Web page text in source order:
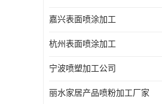
嘉兴表面喷涂加工
杭州表面喷涂加工
宁波喷塑加工公司
丽水家居产品喷粉加工厂家